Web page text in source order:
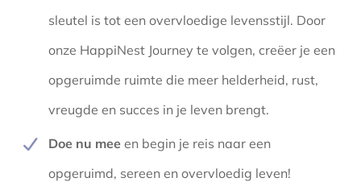
sleutel is tot een overvloedige levensstijl. Door
onze HappiNest Journey te volgen, creëer je een
opgeruimde ruimte die meer helderheid, rust,
vreugde en succes in je leven brengt.
Doe nu mee en begin je reis naar een
opgeruimd, sereen en overvloedig leven!